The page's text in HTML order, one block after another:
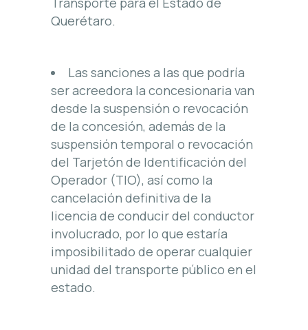
Querétaro.
Las sanciones a las que podría
ser acreedora la concesionaria van
desde la suspensión o revocación
de la concesión, además de la
suspensión temporal o revocación
del Tarjetón de Identificación del
Operador (TIO), así como la
cancelación definitiva de la
licencia de conducir del conductor
involucrado, por lo que estaría
imposibilitado de operar cualquier
unidad del transporte público en el
estado.